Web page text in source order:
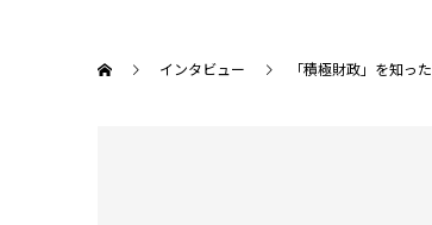
インタビュー 「積極財政」を知った